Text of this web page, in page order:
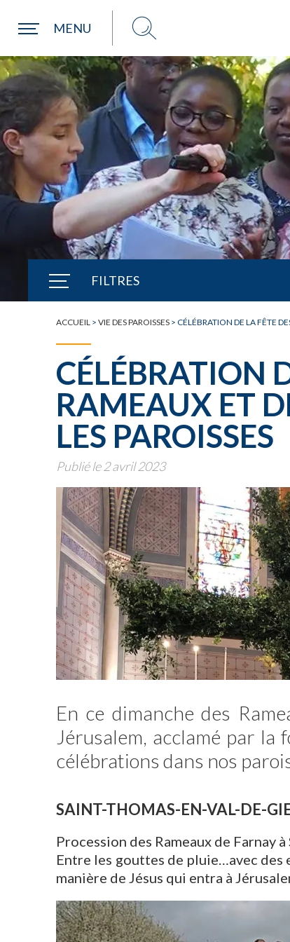
MENU
Une commune
FILTRES
TOUTE L'ACTUALITÉ
ACCUEIL > VIE DES PAROISSES > CÉLÉBRATION DE LA FÊTE
CÉLÉBRATION
RAMEAUX ET
LES PAROISSES
Publié le 2 avril 2023
En ce dimanche des
Jérusalem, acclamé par la
célébrations dans nos
SAINT-THOMAS-EN-VAL-DE-
Procession des Rameaux de Farnay
Entre les gouttes de pluie…avec des
manière de Jésus qui entra à